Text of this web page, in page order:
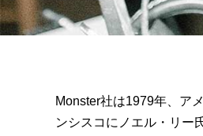
Monster社は1979年、ア
ンシスコにノエル・リー